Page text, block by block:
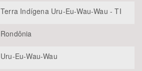
Terra Indígena Uru-Eu-Wau-Wau - TI
Rondônia
Uru-Eu-Wau-Wau